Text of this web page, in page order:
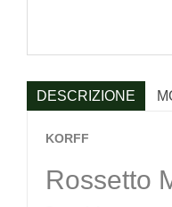
DESCRIZIONE
KORFF
Rossetto